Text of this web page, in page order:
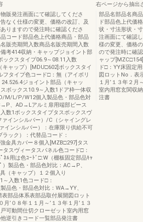
販発注画面にて確認してくださ
なく仕様の変更、価格の改訂、及
りますので発注時に確認くださ
コード部品色上代価格商品・部品
販売期間入数商品名販売期間入数
考414収納・キャップジョイント部
クスタイプ06.9～08.11入数
キャップ）[MDU□602]ボックスタイ
フタイプ色コード□：無（アイボリ
ジョイント部品（キャッ
ボックス10.9～入数1ドア枠一体収
M/L/P/W12個入製品色・部品色対
、AD→Lアルミ扉用端部ピース
数1ボックスタイプタスボックスヴ
ァインシルバー）/C（シャイングレ
インシルバー）：在庫限り供給不可
ック）：代替品コード：
金具カバー８個入[MZB□297]タス
スヴィータスパネル色コード□：
ﾙ用は色ｺｰﾄﾞ□:W（棚板固定部品ｷｬ
）製品色・部品色対比：AC→P、
（キャップ）１２個入り
～入数1色コード□：
品色・部品色対比：WA→YY、
部品体系表部品取付展開図ロット
’０８年１１月～’１３年１月’１３
可動間仕切クローゼット室内用窓
逆引きコード一覧部品発注書
右ページから抽出
部品名部品名商
ド部品色上代価
状・寸法形状・
注画面にて確認
様の変更、価格
ので発注時に確
ャップ
ド□：YY床固定
図ロットNo．表
１月’１３年２
室内用窓玄関収
注書